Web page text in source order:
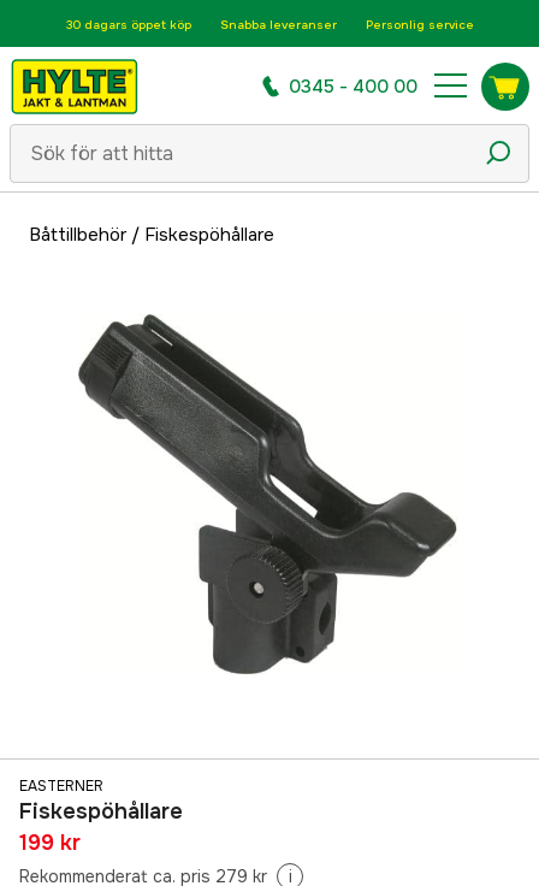
30 dagars öppet köp Snabba leveranser Personlig service
0345 - 400 00
Båttillbehör/ Fiskespöhållare
EASTERNER
Fiskespöhållare
199 kr
Rekommenderat ca. pris 279 kr i